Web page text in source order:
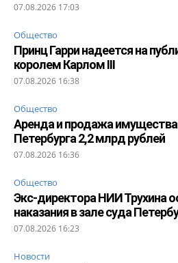
07.08.2026 17:03
Общество
Принц Гарри надеется на
королем Карлом III
07.08.2026 16:38
Общество
Аренда и продажа
Петербурга 2,2 млрд рублей
07.08.2026 16:36
Общество
Экс-директора НИИ Трухина
наказания в зале суда
07.08.2026 16:23
Новости